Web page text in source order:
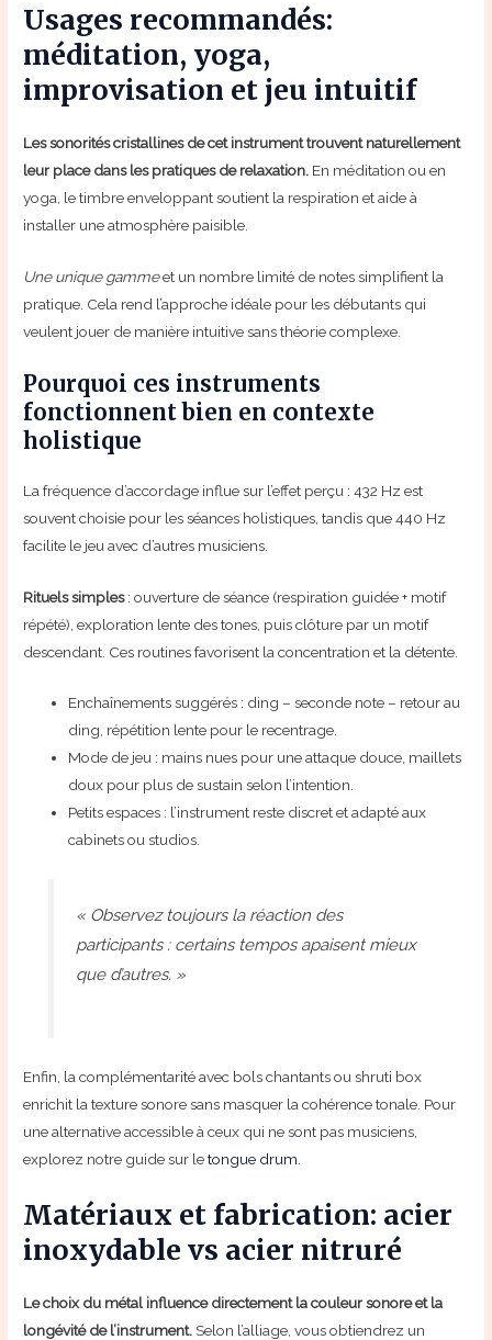
Usages recommandés:
méditation, yoga,
improvisation et jeu intuitif
Les sonorités cristallines de cet instrument trouvent naturellement
leur place dans les pratiques de relaxation. En méditation ou en
yoga, le timbre enveloppant soutient la respiration et aide à
installer une atmosphère paisible.
Une unique gammeet un nombre limité de notes simplifient la
pratique. Cela rend l’approche idéale pour les débutants qui
veulent jouer de manière intuitive sans théorie complexe.
Pourquoi ces instruments
fonctionnent bien en contexte
holistique
La fréquence d’accordage influe sur l’effet perçu : 432 Hz est
souvent choisie pour les séances holistiques, tandis que 440 Hz
facilite le jeu avec d’autres musiciens.
Rituels simples: ouverture de séance (respiration guidée + motif
répété), exploration lente des tones, puis clôture par un motif
descendant. Ces routines favorisent la concentration et la détente.
Enchaînements suggérés : ding – seconde note – retour au
ding, répétition lente pour le recentrage.
Mode de jeu : mains nues pour une attaque douce, maillets
doux pour plus de sustain selon l’intention.
Petits espaces : l’instrument reste discret et adapté aux
cabinets ou studios.
« Observez toujours la réaction des
participants : certains tempos apaisent mieux
que d’autres. »
Enfin, la complémentarité avec bols chantants ou shruti box
enrichit la texture sonore sans masquer la cohérence tonale. Pour
une alternative accessible à ceux qui ne sont pas musiciens,
explorez notre guide sur letongue drum
Matériaux et fabrication: acier
inoxydable vs acier nitruré
Le choix du métal influence directement la couleur sonore et la
longévité de l’instrument. Selon l’alliage, vous obtiendrez un